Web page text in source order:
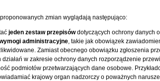
zmian wyglądają następująco:
jeden zestaw przepisówdotyczących ochrony danych
administracyjne, takie jak obowiązek
Zamiast obecnego obowiązku zgłoszenia
działań w zakresie ochrony danych rozporządzenie
podmiotów przetwarzających dane osobowe.
krajowy organ nadzorczy o poważnych